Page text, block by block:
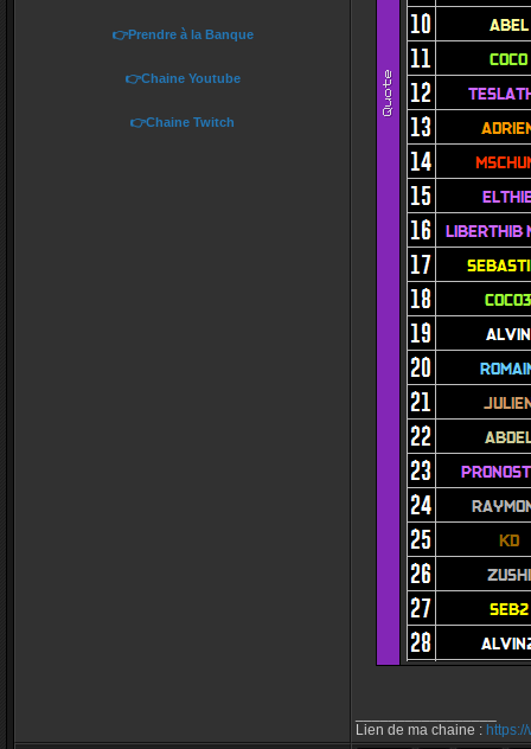
👉Prendre à la Banque
👉Chaine Youtube
👉Chaine Twitch
Lien de ma chaine :